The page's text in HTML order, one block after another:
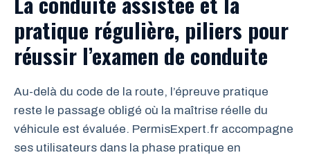
pratique régulière, piliers pour
réussir l’examen de conduite
Au-delà du code de la route, l’épreuve pratique
reste le passage obligé où la maîtrise réelle du
véhicule est évaluée. PermisExpert.fr accompagne
ses utilisateurs dans la phase pratique en